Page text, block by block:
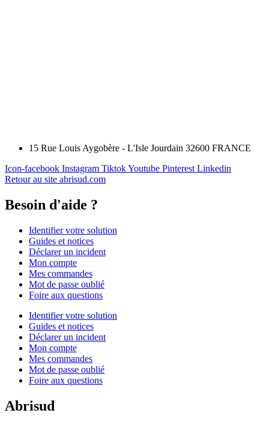
15 Rue Louis Aygobère - L'Isle Jourdain 32600 FRANCE
Icon-facebook Instagram TiktokYoutube Pinterest Linkedin
Retour au site abrisud.com
Besoin d'aide ?
Identifier votre solution
Guides et notices
Déclarer un incident
Mon compte
Mes commandes
Mot de passe oublié
Foire aux questions
Identifier votre solution
Guides et notices
Déclarer un incident
Mon compte
Mes commandes
Mot de passe oublié
Foire aux questions
Abrisud